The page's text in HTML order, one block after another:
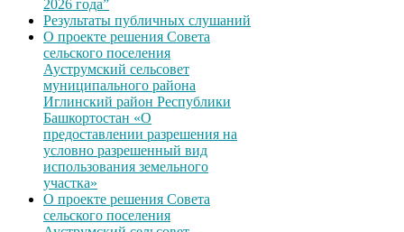
2026 года”
Результаты публичных слушаний
О проекте решения Совета
сельского поселения
Ауструмский сельсовет
муниципального района
Иглинский район Республики
Башкортостан «О
предоставлении разрешения на
условно разрешенный вид
использования земельного
участка»
О проекте решения Совета
сельского поселения